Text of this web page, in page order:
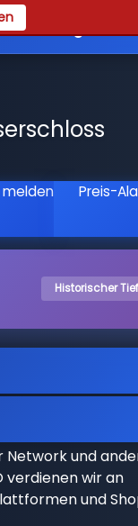
melden Preis-
Historischer
Network und
verdienen wir an
und